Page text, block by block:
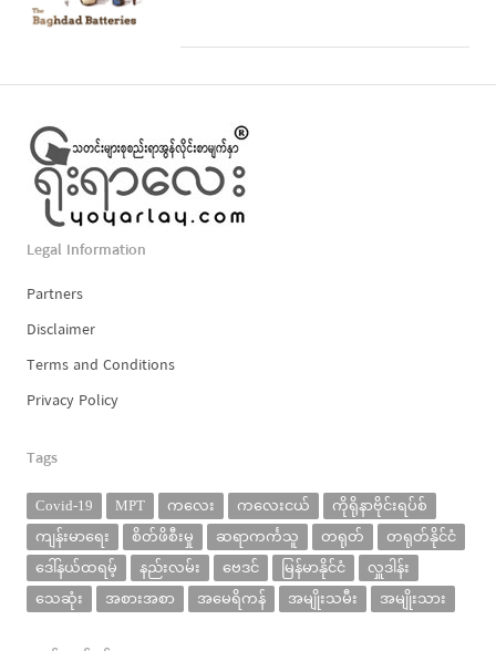
Legal Information
Partners
Disclaimer
Terms and Conditions
Privacy Policy
Tags
Covid-19 MPT ကလေး ကလေးငယ်
ကိုရိုနာဗိုင်းရပ်စ်
ကျန်းမာရေး
စိတ်ဖိစီးမှု ဆရာကင်္ကသူ တရုတ်
တရုတ်နိုင်ငံ
ဒေါ်နယ်ထရမ့်
နည်းလမ်း ဗေဒင် မြန်မာနိုင်ငံ
လှူဒါန်း
သေဆုံး
အစားအစာ အမေရိကန် အမျိုးသမီး အမျိုးသား